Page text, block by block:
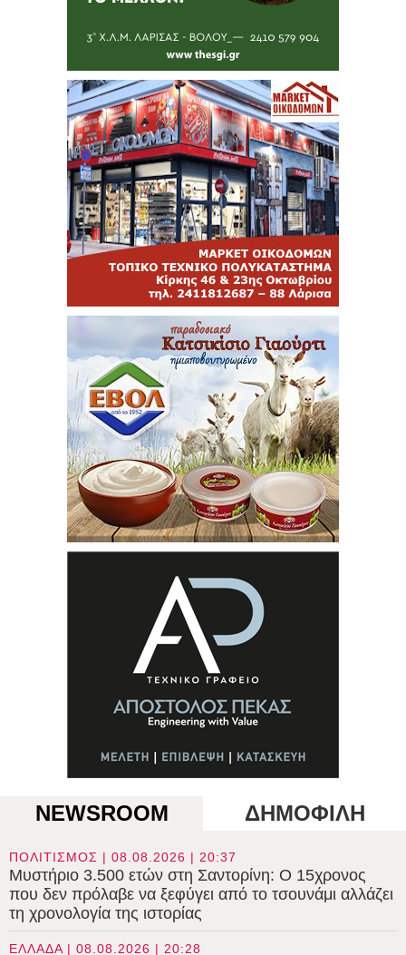
NEWSROOM ΔΗΜΟΦΙΛΗ
ΠΟΛΙΤΙΣΜΟΣ | 08.08.2026 | 20:37
Μυστήριο 3.500 ετών στη Σαντορίνη: Ο 15χρονος
που δεν πρόλαβε να ξεφύγει από το τσουνάμι αλλάζει
τη χρονολογία της ιστορίας
ΕΛΛΑΔΑ | 08.08.2026 | 20:28